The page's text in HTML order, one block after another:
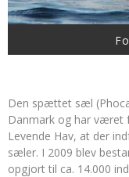
Den spættet sæl
Danmark og har været
Levende Hav, at der
sæler. I 2009 blev
opgjort til ca. 14.000